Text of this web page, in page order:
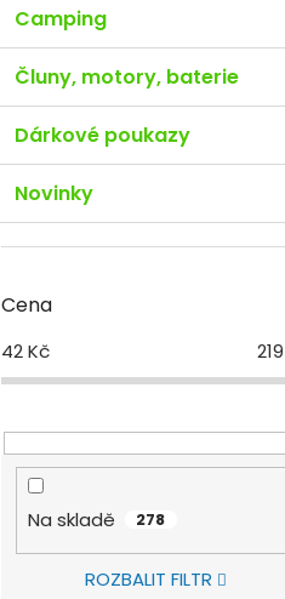
Camping
Čluny, motory, baterie
Dárkové poukazy
Novinky
Cena
42Kč 219
Na skladě 278
ROZBALIT FILTR